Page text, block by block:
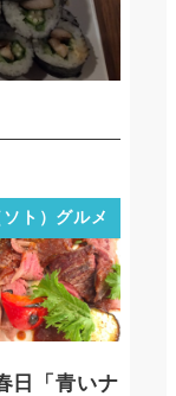
ト）グルメ
日「青いナ